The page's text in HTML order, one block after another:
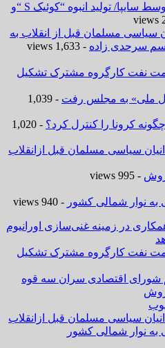
معرفی ۲ محصول جدید توسط سایپا/ تولید انبوه “کوئیک S “و
سیاسی مسلمان قبل از انقلاب به
سرحدی زاده - 1,633 views
نفت کارگروه مشترک تشکیل
- 1,039
کرونا را کنترل کرد؟
- 1,020
سیاسی مسلمان قبل ازانقلاب
- 995 views
نوار شمالی کشور - 940 views
در زمینه غنی‌سازی اورانیوم
نفت کارگروه مشترک تشکیل
شورای اقتصادی سران سه قوه
سیاسی مسلمان قبل ازانقلاب
نوار شمالی کشور